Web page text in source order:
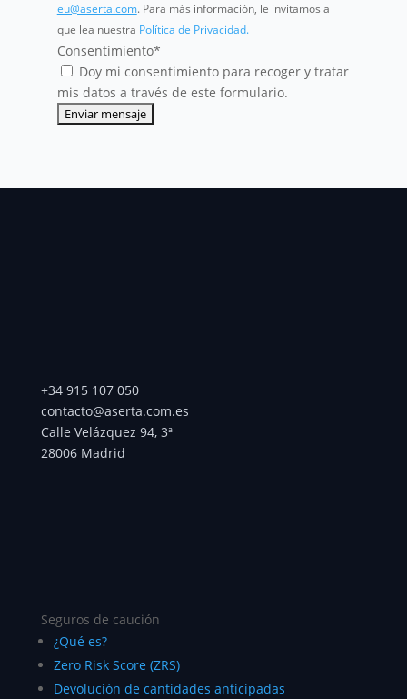
eu@aserta.com. Para más información, le invitamos a
que lea nuestra Política de Privacidad.
Consentimiento*
Doy mi consentimiento para recoger y tratar
mis datos a través de este formulario.
+34 915 107 050
contacto@aserta.com.es
Calle Velázquez 94, 3ª
28006 Madrid
Seguros de caución
¿Qué es?
Zero Risk Score (ZRS)
Devolución de cantidades anticipadas